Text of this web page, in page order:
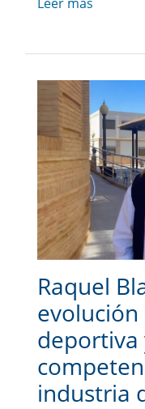
Raquel
deportiva
industria